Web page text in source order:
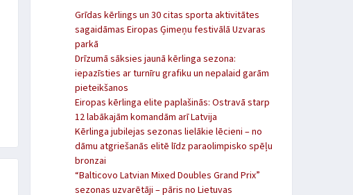
Grīdas kērlings un 30 citas sporta aktivitātes
sagaidāmas Eiropas Ģimeņu festivālā Uzvaras
parkā
Drīzumā sāksies jaunā kērlinga sezona:
iepazīsties ar turnīru grafiku un nepalaid garām
pieteikšanos
Eiropas kērlinga elite paplašinās: Ostravā starp
12 labākajām komandām arī Latvija
Kērlinga jubilejas sezonas lielākie lēcieni – no
dāmu atgriešanās elitē līdz paraolimpisko spēļu
bronzai
“Balticovo Latvian Mixed Doubles Grand Prix”
sezonas uzvarētāji – pāris no Lietuvas